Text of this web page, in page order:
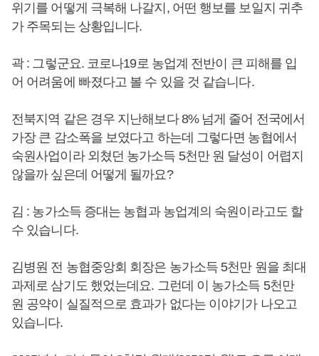
위기를 어떻게 극복해 나갈지, 어떤 행보를 보일지 귀추
가 주목되는 상황입니다.
곽 : 그렇군요. 코로나19로 농업계 전반이 큰 피해를 입
어 어려움에 빠졌다고 볼 수 있을 것 같습니다.
전북지역 같은 경우 지난해보다 8% 넘게 줄어 전국에서
가장 큰 감소폭을 보였다고 하는데 그렇다면 농협에서
숙원사업이라 외쳤던 농가소득 5천만 원 달성이 어렵지
않을까 싶은데 어떻게 될까요?
김 : 농가소득 증대는 농협과 농업계의 숙원이라고도 할
수 있습니다.
김병원 전 농협중앙회 회장은 농가소득 5천만 원을 최대
과제로 삼기도 했었는데요. 그런데 이 농가소득 5천만
원 공약이 실질적으로 효과가 없다는 이야기가 나오고
있습니다.